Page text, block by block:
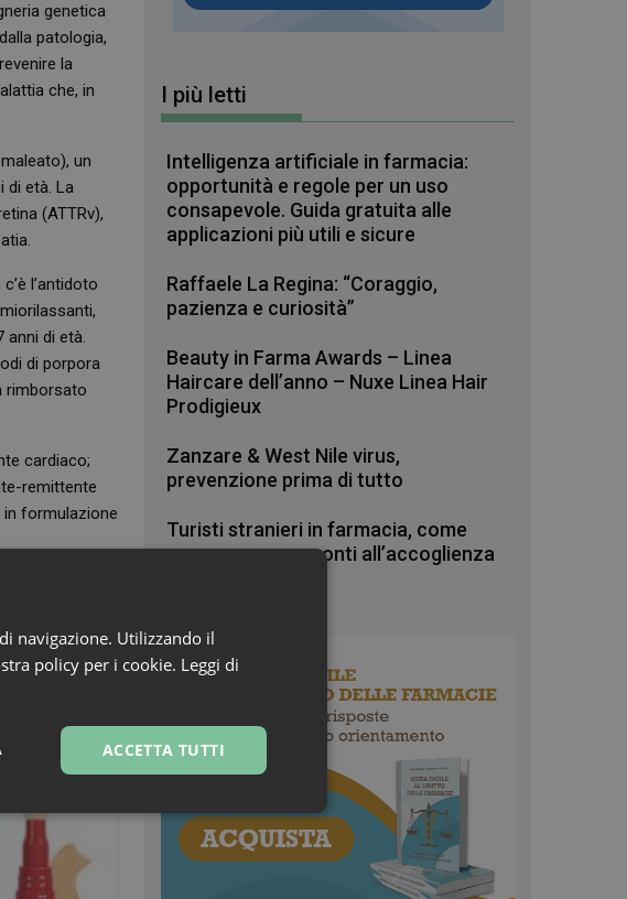
genetica
patologia,
la
che, in
un
di età. La
(ATTRv),
l’antidoto
anni di età.
di porpora
rimborsato
cardiaco;
remittente
in formulazione
e di
e
nel
I più letti
Intelligenza artificiale in farmacia:
opportunità e regole per un uso
consapevole. Guida gratuita alle
applicazioni più utili e sicure
Raffaele La Regina: “Coraggio,
pazienza e curiosità”
Beauty in Farma Awards – Linea
Haircare dell’anno – Nuxe Linea Hair
Prodigieux
Zanzare & West Nile virus,
prevenzione prima di tutto
Turisti stranieri in farmacia, come
essere sempre pronti all’accoglienza
navigazione. Utilizzando il
policy per i cookie. Leggi di
ACCETTA TUTTI
Non classificati